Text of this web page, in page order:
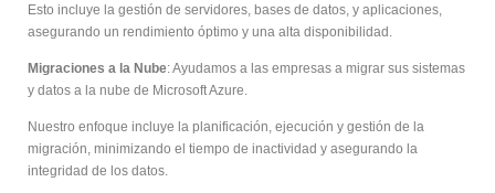
Esto incluye la gestión de servidores, bases de datos, y aplicaciones,
asegurando un rendimiento óptimo y una alta disponibilidad.
Migraciones a la Nube: Ayudamos a las empresas a migrar sus sistemas
y datos a la nube de Microsoft Azure.
Nuestro enfoque incluye la planificación, ejecución y gestión de la
migración, minimizando el tiempo de inactividad y asegurando la
integridad de los datos.